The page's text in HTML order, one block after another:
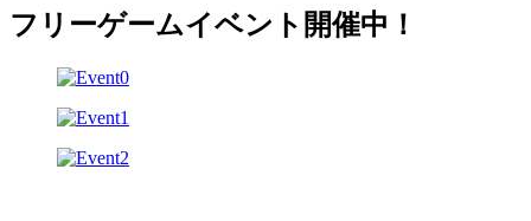
フリーゲームイベント開催中！